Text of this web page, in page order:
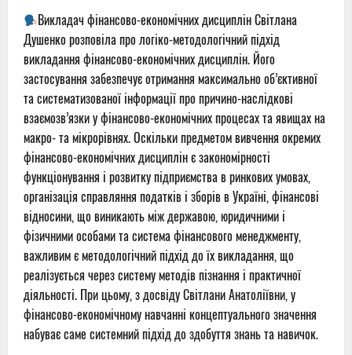
Викладач фінансово-економічних дисциплін Світлана
Душенко розповіла про логіко-методологічний підхід
викладання фінансово-економічних дисциплін. Його
застосування забезпечує отримання максимально об’єктивної
та систематизованої інформації про причино-наслідкові
взаємозв’язки у фінансово-економічних процесах та явищах на
макро- та мікрорівнях. Оскільки предметом вивчення окремих
фінансово-економічних дисциплін є закономірності
функціонування і розвитку підприємства в ринкових умовах,
організація справляння податків і зборів в Україні, фінансові
відносини, що виникають між державою, юридичними і
фізичними особами та система фінансового менеджменту,
важливим є методологічний підхід до їх викладання, що
реалізується через систему методів пізнання і практичної
діяльності. При цьому, з досвіду Світлани Анатоліївни, у
фінансово-економічному навчанні концептуального значення
набуває саме системний підхід до здобуття знань та навичок.